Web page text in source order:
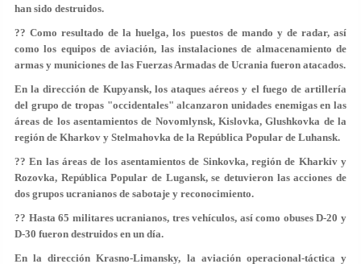
han sido destruidos.
?? Como resultado de la huelga, los puestos de mando y de radar, así
como los equipos de aviación, las instalaciones de almacenamiento de
armas y municiones de las Fuerzas Armadas de Ucrania fueron atacados.
En la dirección de Kupyansk, los ataques aéreos y el fuego de artillería
del grupo de tropas "occidentales" alcanzaron unidades enemigas en las
áreas de los asentamientos de Novomlynsk, Kislovka, Glushkovka de la
región de Kharkov y Stelmahovka de la República Popular de Luhansk.
?? En las áreas de los asentamientos de Sinkovka, región de Kharkiv y
Rozovka, República Popular de Lugansk, se detuvieron las acciones de
dos grupos ucranianos de sabotaje y reconocimiento.
?? Hasta 65 militares ucranianos, tres vehículos, así como obuses D-20 y
D-30 fueron destruidos en un día.
En la dirección Krasno-Limansky, la aviación operacional-táctica y